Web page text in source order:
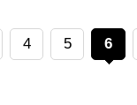
4 5 6